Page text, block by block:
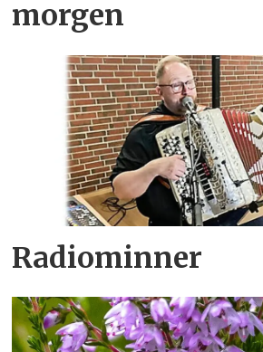
morgen
Radiominner